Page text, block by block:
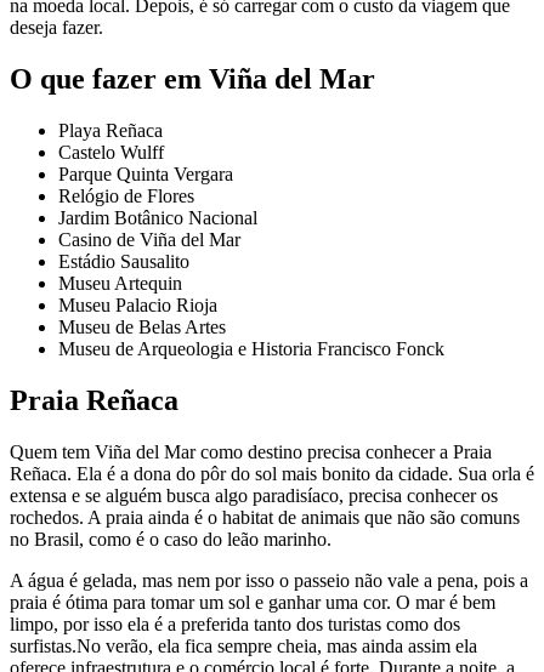
na moeda local. Depois, é só carregar com o custo da viagem que
deseja fazer.
O que fazer em Viña del Mar
Playa Reñaca
Castelo Wulff
Parque Quinta Vergara
Relógio de Flores
Jardim Botânico Nacional
Casino de Viña del Mar
Estádio Sausalito
Museu Artequin
Museu Palacio Rioja
Museu de Belas Artes
Museu de Arqueologia e Historia Francisco Fonck
Praia Reñaca
Quem tem Viña del Mar como destino precisa conhecer a Praia
Reñaca. Ela é a dona do pôr do sol mais bonito da cidade. Sua orla é
extensa e se alguém busca algo paradisíaco, precisa conhecer os
rochedos. A praia ainda é o habitat de animais que não são comuns
no Brasil, como é o caso do leão marinho.
A água é gelada, mas nem por isso o passeio não vale a pena, pois a
praia é ótima para tomar um sol e ganhar uma cor. O mar é bem
limpo, por isso ela é a preferida tanto dos turistas como dos
surfistas.No verão, ela fica sempre cheia, mas ainda assim ela
oferece infraestrutura e o comércio local é forte. Durante a noite, a